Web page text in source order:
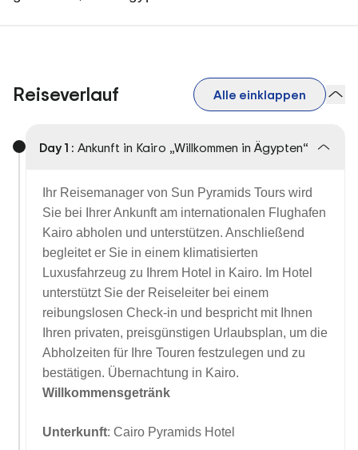
Reiseverlauf Alle einklappen
Day 1 : Ankunft in Kairo „Willkommen in Ägypten“
Ihr Reisemanager von Sun Pyramids Tours wird
Sie bei Ihrer Ankunft am internationalen Flughafen
Kairo abholen und unterstützen. Anschließend
begleitet er Sie in einem klimatisierten
Luxusfahrzeug zu Ihrem Hotel in Kairo. Im Hotel
unterstützt Sie der Reiseleiter bei einem
reibungslosen Check-in und bespricht mit Ihnen
Ihren privaten, preisgünstigen Urlaubsplan, um die
Abholzeiten für Ihre Touren festzulegen und zu
bestätigen. Übernachtung in Kairo.
Willkommensgetränk
Unterkunft: Cairo Pyramids Hotel